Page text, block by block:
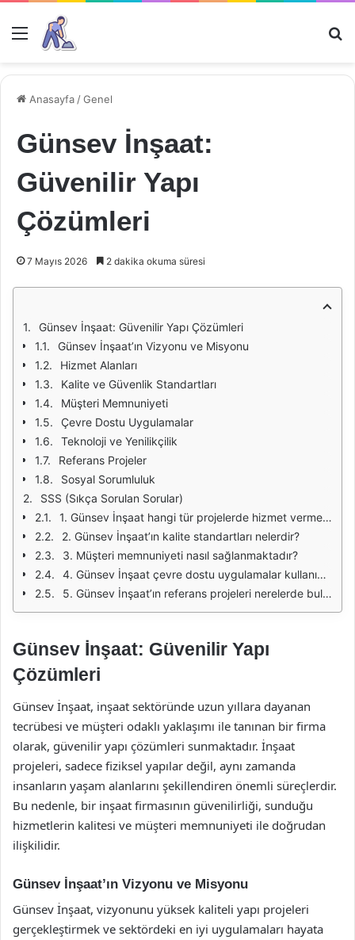
Menü
Anasayfa /Genel
Günsev İnşaat:
Güvenilir Yapı
Çözümleri
7 Mayıs 2026 2 dakika okuma süresi
Günsev İnşaat: Güvenilir Yapı Çözümleri
Günsev İnşaat’ın Vizyonu ve Misyonu
Hizmet Alanları
Kalite ve Güvenlik Standartları
Müşteri Memnuniyeti
Çevre Dostu Uygulamalar
Teknoloji ve Yenilikçilik
Referans Projeler
Sosyal Sorumluluk
SSS (Sıkça Sorulan Sorular)
1. Günsev İnşaat hangi tür projelerde hizmet vermektedir?
2. Günsev İnşaat’ın kalite standartları nelerdir?
3. Müşteri memnuniyeti nasıl sağlanmaktadır?
4. Günsev İnşaat çevre dostu uygulamalar kullanıyor mu?
5. Günsev İnşaat’ın referans projeleri nerelerde bulunmaktadır?
Günsev İnşaat: Güvenilir Yapı
Çözümleri
Günsev İnşaat, inşaat sektöründe uzun yıllara dayanan
tecrübesi ve müşteri odaklı yaklaşımı ile tanınan bir firma
olarak, güvenilir yapı çözümleri sunmaktadır. İnşaat
projeleri, sadece fiziksel yapılar değil, aynı zamanda
insanların yaşam alanlarını şekillendiren önemli süreçlerdir.
Bu nedenle, bir inşaat firmasının güvenilirliği, sunduğu
hizmetlerin kalitesi ve müşteri memnuniyeti ile doğrudan
ilişkilidir.
Günsev İnşaat’ın Vizyonu ve Misyonu
Günsev İnşaat, vizyonunu yüksek kaliteli yapı projeleri
gerçekleştirmek ve sektördeki en iyi uygulamaları hayata